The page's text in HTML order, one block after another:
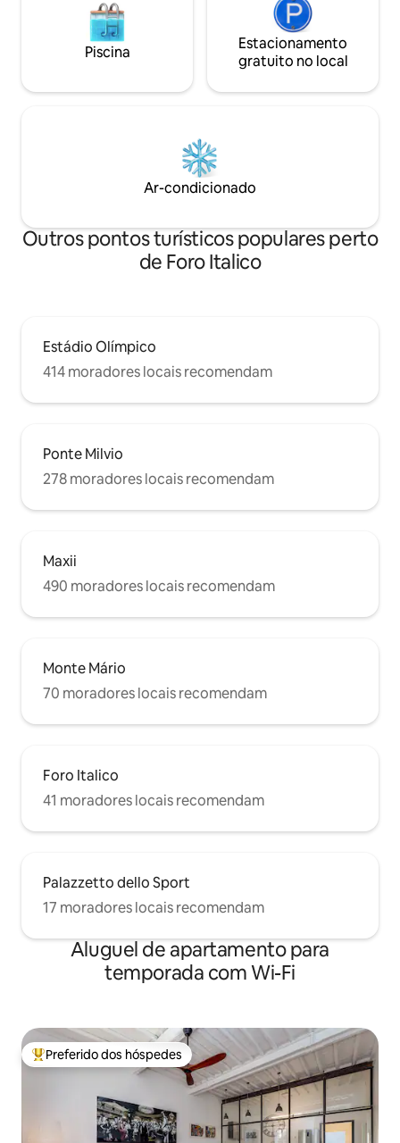
Piscina
Estacionamento
gratuito no local
Ar-condicionado
Outros pontos turísticos populares perto
de Foro Italico
Estádio Olímpico
414 moradores locais recomendam
Ponte Milvio
278 moradores locais recomendam
Maxii
490 moradores locais recomendam
Monte Mário
70 moradores locais recomendam
Foro Italico
41 moradores locais recomendam
Palazzetto dello Sport
17 moradores locais recomendam
Aluguel de apartamento para
temporada com Wi-Fi
Entre os melhores preferidos dos hóspedes
Preferido dos hóspedes